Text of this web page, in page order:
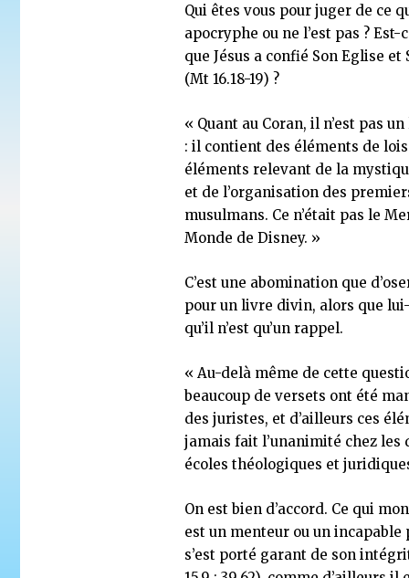
Qui êtes vous pour juger de ce
apocryphe ou ne l’est pas ? Est-
que Jésus a confié Son Eglise et
(Mt 16.18-19) ?
« Quant au Coran, il n’est pas
: il contient des éléments de
éléments relevant de la
et de l’organisation des
musulmans. Ce n’était pas le
Monde de Disney. »
C’est une abomination que
pour un livre divin, alors que
qu’il n’est qu’un rappel.
« Au-delà même de cette
beaucoup de versets ont été
des juristes, et d’ailleurs ces
jamais fait l’unanimité chez les
écoles théologiques et
On est bien d’accord. Ce qui
est un menteur ou un incapable
s’est porté garant de son